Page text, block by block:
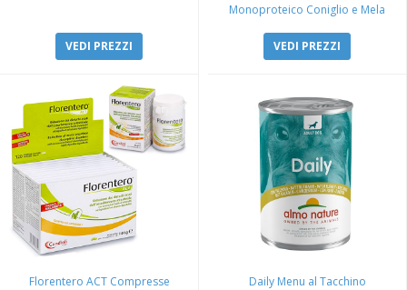
VEDI PREZZI
Monoproteico Coniglio e Mela
VEDI PREZZI
Florentero ACT Compresse Daily Menu al Tacchino